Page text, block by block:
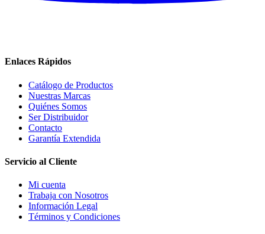
Enlaces Rápidos
Catálogo de Productos
Nuestras Marcas
Quiénes Somos
Ser Distribuidor
Contacto
Garantía Extendida
Servicio al Cliente
Mi cuenta
Trabaja con Nosotros
Información Legal
Términos y Condiciones